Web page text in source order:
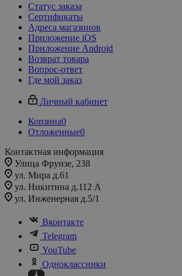
Статус заказа
Сертификаты
Адреса магазинов
Приложение iOS
Приложение Android
Возврат товара
Вопрос-ответ
Где мой заказ
Личный кабинет
Корзина0
Отложенные0
Контактная информация
Улица Фрунзе, 238​
ул. Мира д.61
ул. Никитина д.112 А
ул. Инженерная д.5/1
Вконтакте
Telegram
YouTube
Одноклассники